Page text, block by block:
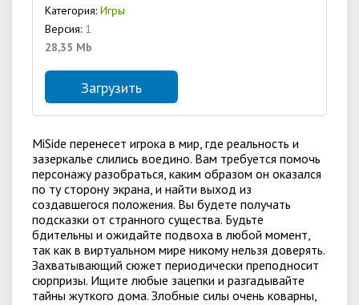
Категория: Игры
Версия: 1
28,35 Mb
Загрузить
MiSide перенесет игрока в мир, где реальность и
зазеркалье слились воедино. Вам требуется помочь
персонажу разобраться, каким образом он оказался
по ту сторону экрана, и найти выход из
создавшегося положения. Вы будете получать
подсказки от странного существа. Будьте
бдительны и ожидайте подвоха в любой момент,
так как в виртуальном мире никому нельзя доверять.
Захватывающий сюжет периодически преподносит
сюрпризы. Ищите любые зацепки и разгадывайте
тайны жуткого дома. Злобные силы очень коварны,